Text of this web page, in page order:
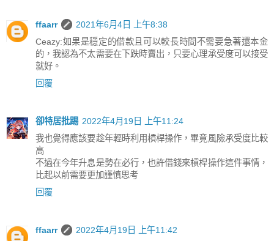
ffaarr
2021年6月4日 上午8:38
Ceazy:如果是穩定的借款且可以較長時間不需要急著還本金
的，我認為不太需要在下跌時賣出，只要心理承受度可以接受
就好。
回覆
卻特居批踢 2022年4月19日 上午11:24
我也覺得應該要趁年輕時利用槓桿操作，畢竟風險承受度比較
高
不過在今年升息是勢在必行，也許借錢來槓桿操作這件事情，
比起以前需要更加謹慎思考
回覆
ffaarr
2022年4月19日 上午11:42